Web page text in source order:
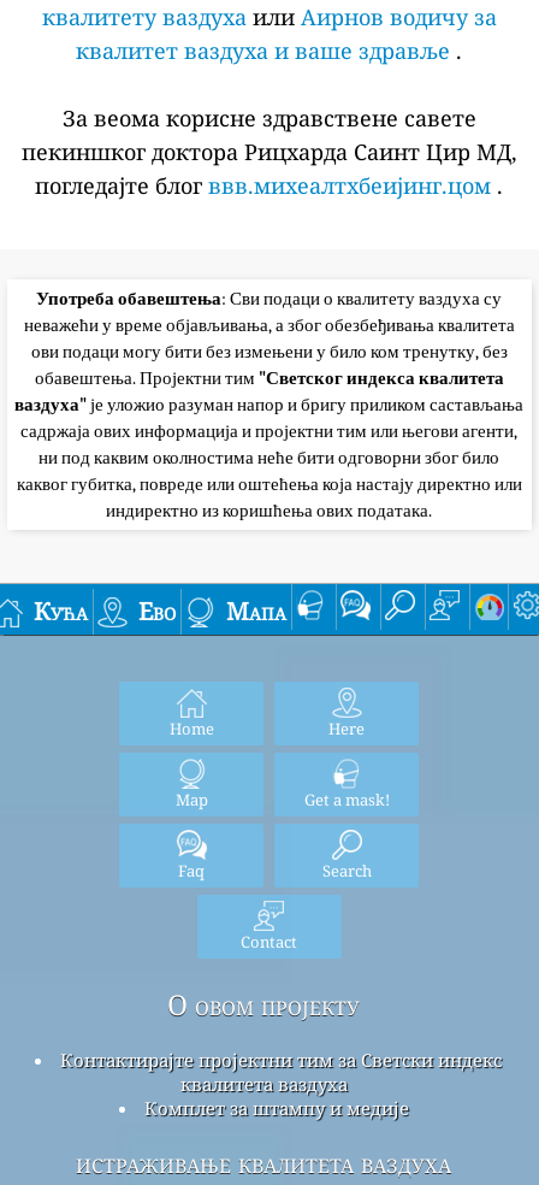
квалитету ваздуха или Аирнов водичу за
квалитет ваздуха и ваше здравље .
За веома корисне здравствене савете
пекиншког доктора Рицхарда Саинт Цир МД,
погледајте блогввв.михеалтхбеијинг.цом .
Употреба обавештења: Сви подаци о квалитету ваздуха су
неважећи у време објављивања, а због обезбеђивања квалитета
ови подаци могу бити без измењени у било ком тренутку, без
обавештења. Пројектни тим "Светског индекса квалитета
ваздуха"је уложио разуман напор и бригу приликом састављања
садржаја ових информација и пројектни тим или његови агенти,
ни под каквим околностима неће бити одговорни због било
каквог губитка, повреде или оштећења која настају директно или
индиректно из коришћења ових података.
Кућа Ево Мапа
Home Here
Map Get a mask!
Faq Search
Contact
О овом пројекту
Контактирајте пројектни тим за Светски индекс
квалитета ваздуха
Комплет за штампу и медије
истраживање квалитета ваздуха